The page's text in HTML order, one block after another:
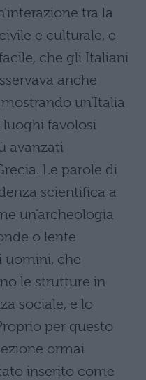
tra la
e culturale, e
che gli Italiani
anche
un’Italia
luoghi favolosi
avanzati
Le parole di
scientifica a
un’archeologia
o lente
uomini, che
le strutture in
sociale, e lo
per questo
ormai
inserito come